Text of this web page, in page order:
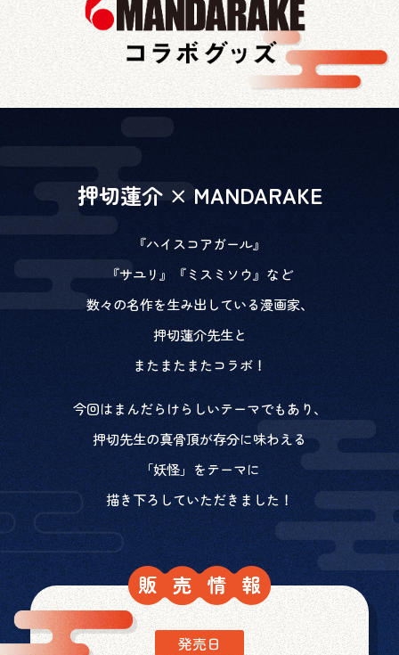
押切蓮介 × MANDARAKE
『ハイスコアガール』
『サユリ』『ミスミソウ』など
数々の名作を生み出している漫画家、
押切蓮介先生と
またまたまたコラボ！
今回はまんだらけらしいテーマでもあり、
押切先生の真骨頂が存分に味わえる
「妖怪」をテーマに
描き下ろしていただきました！
発売日